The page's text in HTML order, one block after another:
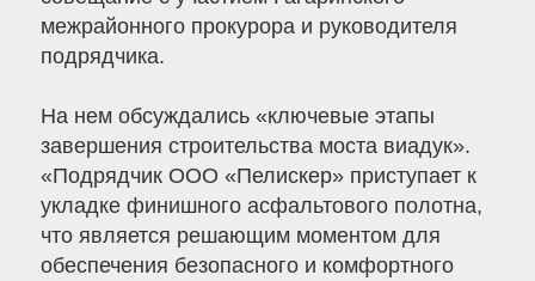
межрайонного прокурора и руководителя
подрядчика.
На нем обсуждались «ключевые этапы
завершения строительства моста виадук».
«Подрядчик ООО «Пелискер» приступает к
укладке финишного асфальтового полотна,
что является решающим моментом для
обеспечения безопасного и комфортного